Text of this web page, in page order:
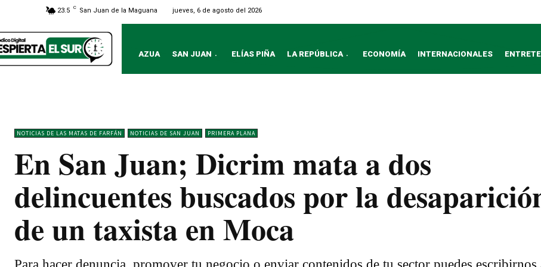
23.5 C San Juan de la Maguana jueves, 6 de agosto del 2026
AZUA SAN JUAN ELÍAS PIÑA LA REPÚBLICA ECONOMÍA INTERNACIONALES
NOTICIAS DE LAS MATAS DE FARFÁN NOTICIAS DE SAN JUAN PRIMERA PLANA
En San Juan; Dicrim mata a dos
delincuentes buscados por la
de un taxista en Moca